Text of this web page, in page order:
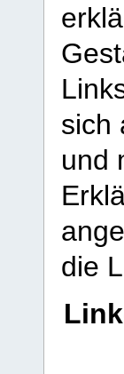
sich
und
die